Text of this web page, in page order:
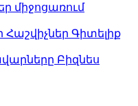
միջոցառում
Հաշվիչներ Գիտելիք
Բիզնես